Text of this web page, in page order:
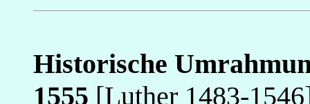
Historische
1555 [Luther 1483-